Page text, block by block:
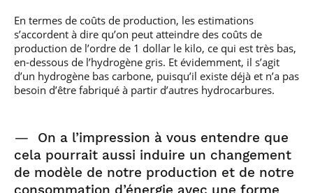
En termes de coûts de production, les estimations
s’accordent à dire qu’on peut atteindre des coûts de
production de l’ordre de 1 dollar le kilo, ce qui est très bas,
en-dessous de l’hydrogène gris. Et évidemment, il s’agit
d’un hydrogène bas carbone, puisqu’il existe déjà et n’a pas
besoin d’être fabriqué à partir d’autres hydrocarbures.
—
On a l’impression à vous entendre que
cela pourrait aussi induire un changement
de modèle de notre production et de notre